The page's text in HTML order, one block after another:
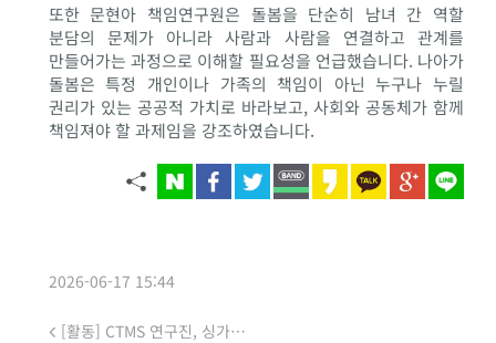
또한 문현아 책임연구원은 돌봄을 단순히 남녀 간 역할
분담의 문제가 아니라 사람과 사람을 연결하고 관계를
만들어가는 과정으로 이해할 필요성을 언급했습니다. 나아가
돌봄은 특정 개인이나 가족의 책임이 아닌 누구나 누릴
권리가 있는 공공적 가치로 바라보고, 사회와 공동체가 함께
책임져야 할 과제임을 강조하였습니다.
2026-06-17 15:44
[활동] CTMS 연구진, 싱가포르국립대학교(NUS) 아시아 연구소(ARI) 주최 워크숍 발표